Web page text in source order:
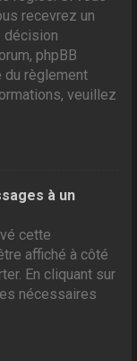
recevrez un
décision
phpBB
du règlement
veuillez
à un
cette
affiché à côté
En cliquant sur
nécessaires